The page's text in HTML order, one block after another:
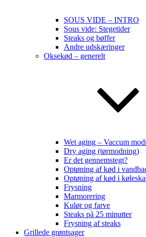
SOUS VIDE – INTRO
Sous vide: Stegetider
Steaks og bøffer
Andre udskæringer
Oksekød – generelt
Wet aging – Vaccum
Dry aging (tørmodning)
Er det gennemstegt?
Optøning af kød i
Optøning af kød i
Frysning
Marmorering
Kulør og farve
Steaks på 25 minutter
Frysning af steaks
Grillede grøntsager